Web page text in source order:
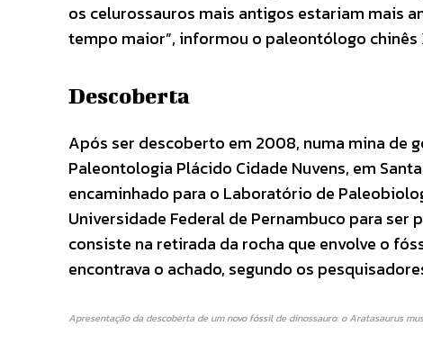
os celurossauros mais antigos estariam mais
tempo maior”, informou o paleontólogo chinês
Descoberta
Após ser descoberto em 2008, numa mina de
Paleontologia Plácido Cidade Nuvens, em
encaminhado para o Laboratório de
Universidade Federal de Pernambuco para ser
consiste na retirada da rocha que envolve o
encontrava o achado, segundo os
Apresentação da descoberta de um novo fóssil de dinossauro: o Aratasaurus